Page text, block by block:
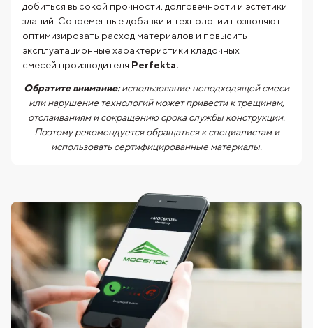
добиться высокой прочности, долговечности и эстетики
зданий. Современные добавки и технологии позволяют
оптимизировать расход материалов и повысить
эксплуатационные характеристики кладочных
смесей производителя Perfekta.
Обратите внимание:использование неподходящей смеси
или нарушение технологий может привести к трещинам,
отслаиваниям и сокращению срока службы конструкции.
Поэтому рекомендуется обращаться к специалистам и
использовать сертифицированные материалы.